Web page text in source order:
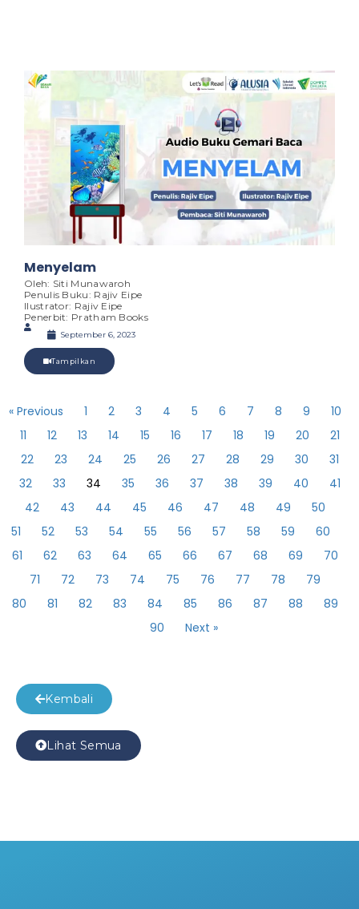
Menyelam
Oleh: Siti Munawaroh
Penulis Buku: Rajiv Eipe
Ilustrator: Rajiv Eipe
Penerbit: Pratham Books
September 6, 2023
Tampilkan
« Previous 1 2 3 4 5 6 7 8 9
10
11
12 13 14 15 16 17 18 19 20
21
22
23 24 25 26 27 28 29 30
31
32
33 34 35 36 37 38 39 40
41
42
43 44 45 46 47 48 49
50
51
52 53 54 55 56 57 58 59
60
61
62 63 64 65 66 67 68 69
70
71
72 73 74 75 76 77 78
79
80
81 82 83 84 85 86 87 88
89
90
Next »
Kembali
Lihat Semua